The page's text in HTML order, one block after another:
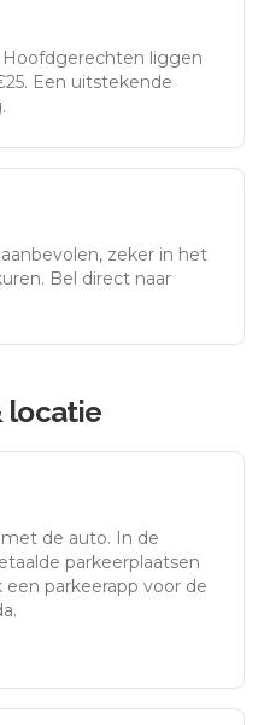
Hoofdgerechten liggen
Een uitstekende
zeker in het
Bel direct naar
locatie
de auto. In de
parkeerplaatsen
een parkeerapp voor de